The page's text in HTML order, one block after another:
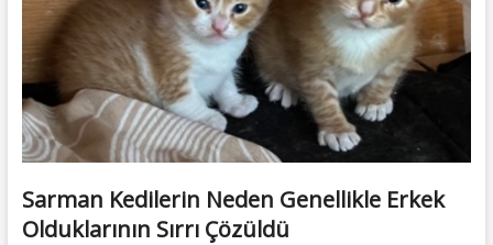
Sarman Kedilerin Neden Genellikle Erkek
Olduklarının Sırrı Çözüldü